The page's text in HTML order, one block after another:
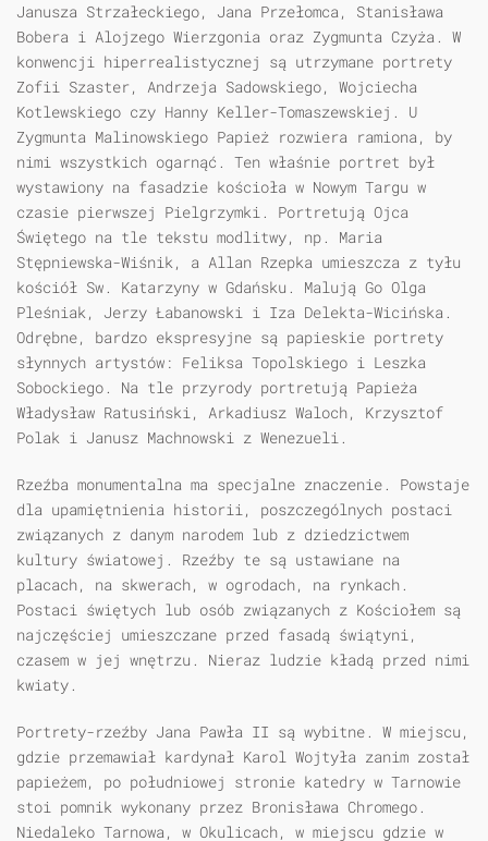
Janusza Strzałeckiego, Jana Przełomca, Stanisława
Bobera i Alojzego Wierzgonia oraz Zygmunta Czyża. W
konwencji hiperrealistycznej są utrzymane portrety
Zofii Szaster, Andrzeja Sadowskiego, Wojciecha
Kotlewskiego czy Hanny Keller-Tomaszewskiej. U
Zygmunta Malinowskiego Papież rozwiera ramiona, by
nimi wszystkich ogarnąć. Ten właśnie portret był
wystawiony na fasadzie kościoła w Nowym Targu w
czasie pierwszej Pielgrzymki. Portretują Ojca
Świętego na tle tekstu modlitwy, np. Maria
Stępniewska-Wiśnik, a Allan Rzepka umieszcza z tyłu
kościół Sw. Katarzyny w Gdańsku. Malują Go Olga
Pleśniak, Jerzy Łabanowski i Iza Delekta-Wicińska.
Odrębne, bardzo ekspresyjne są papieskie portrety
słynnych artystów: Feliksa Topolskiego i Leszka
Sobockiego. Na tle przyrody portretują Papieża
Władysław Ratusiński, Arkadiusz Waloch, Krzysztof
Polak i Janusz Machnowski z Wenezueli.
Rzeźba monumentalna ma specjalne znaczenie. Powstaje
dla upamiętnienia historii, poszczególnych postaci
związanych z danym narodem lub z dziedzictwem
kultury światowej. Rzeźby te są ustawiane na
placach, na skwerach, w ogrodach, na rynkach.
Postaci świętych lub osób związanych z Kościołem są
najczęściej umieszczane przed fasadą świątyni,
czasem w jej wnętrzu. Nieraz ludzie kładą przed nimi
kwiaty.
Portrety-rzeźby Jana Pawła II są wybitne. W miejscu,
gdzie przemawiał kardynał Karol Wojtyła zanim został
papieżem, po południowej stronie katedry w Tarnowie
stoi pomnik wykonany przez Bronisława Chromego.
Niedaleko Tarnowa, w Okulicach, w miejscu gdzie w